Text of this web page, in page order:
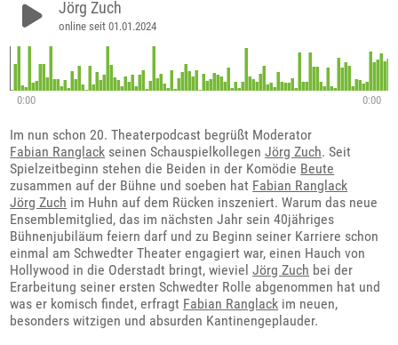
Jörg Zuch
online seit 01.01.2024
0:00
0:00
Im nun schon 20. Theaterpodcast begrüßt Moderator
Fabian Ranglack seinen SchauspielkollegenJörg Zuch. Seit
Spielzeitbeginn stehen die Beiden in der Komödie Beute
zusammen auf der Bühne und soeben hat Fabian Ranglack
Jörg Zuch im Huhn auf dem Rücken inszeniert. Warum das neue
Ensemblemitglied, das im nächsten Jahr sein 40jähriges
Bühnenjubiläum feiern darf und zu Beginn seiner Karriere schon
einmal am Schwedter Theater engagiert war, einen Hauch von
Hollywood in die Oderstadt bringt, wievielJörg Zuch bei der
Erarbeitung seiner ersten Schwedter Rolle abgenommen hat und
was er komisch findet, erfragt Fabian Ranglack im neuen,
besonders witzigen und absurden Kantinengeplauder.